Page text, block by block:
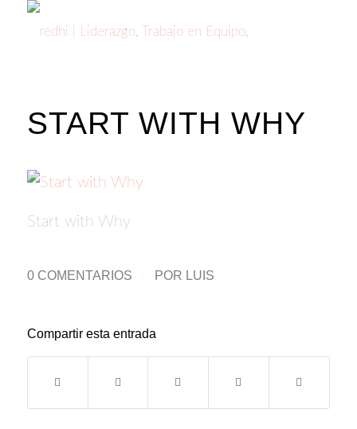
START WITH WHY
Start with Why
0 COMENTARIOS POR LUIS
Compartir esta entrada